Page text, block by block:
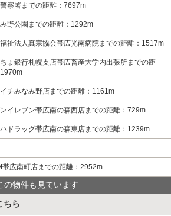
察署までの距離：7697m
野公園までの距離：1292m
祉法人真宗協会帯広光南病院までの距離：1517m
ょ銀行札幌支店帯広畜産大学内出張所までの距
チみなみ野店までの距離：1161m
イレブン帯広南の森西店までの距離：729m
ドラッグ帯広南の森東店までの距離：1239m
帯広南町店までの距離：2952m
の物件も見ています
ちら